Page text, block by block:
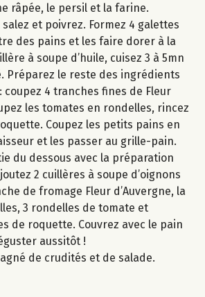
râpée, le persil et la farine.
et poivrez. Formez 4 galettes
des pains et les faire dorer à la
à soupe d’huile, cuisez 3 à 5mn
Préparez le reste des ingrédients
coupez 4 tranches fines de Fleur
les tomates en rondelles, rincez
Coupez les petits pains en
et les passer au grille-pain.
du dessous avec la préparation
2 cuillères à soupe d’oignons
de fromage Fleur d’Auvergne, la
3 rondelles de tomate et
de roquette. Couvrez avec le pain
aussitôt !
de crudités et de salade.